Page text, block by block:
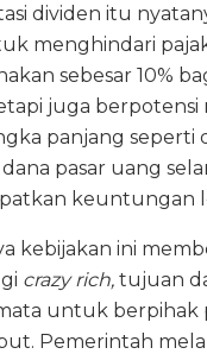
dividen itu
menghindari
sebesar 10%
juga
panjang seperti
pasar uang
keuntungan
kebijakan ini
crazy rich, tujuan
untuk berpihak
Pemerintah